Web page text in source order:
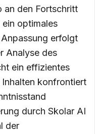
an den Fortschritt
optimales
erfolgt
Analyse des
ein effizientes
konfrontiert
durch Skolar AI
der